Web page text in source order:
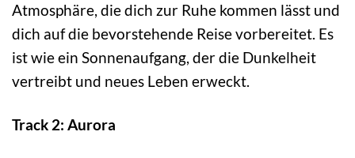
Atmosphäre, die dich zur Ruhe kommen lässt und
dich auf die bevorstehende Reise vorbereitet. Es
ist wie ein Sonnenaufgang, der die Dunkelheit
vertreibt und neues Leben erweckt.
Track 2: Aurora